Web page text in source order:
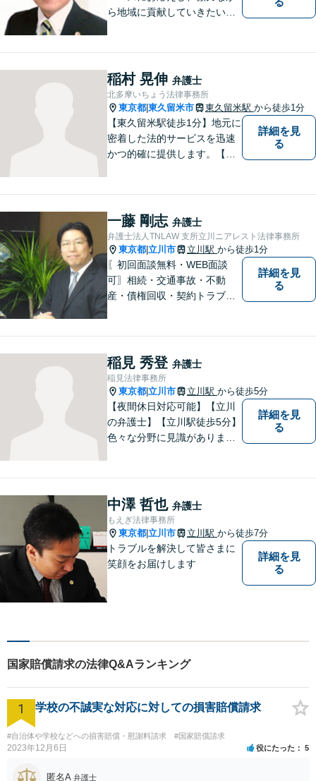
ら地域に貢献していきたいと
稲村 晃伸 弁護士
北多摩いちょう法律事務所
東京都 東久留米市 東久留米駅 から徒歩1分
【東久留米駅徒歩1分】地元に
密着した法的サービスを迅速
かつ的確に提供します。【当
納得のいく解決を目指して、
全力を尽くします。【法テラ
ス利用可能】
詳細を見
る
一藤 剛志 弁護士
弁護士法人TNLAW 支所立川ニアレスト法律事務所
東京都 立川市 立川駅 から徒歩1分
〖初回面談無料・WEB面談
可〗相続・交通事故・不動
産・債権回収・契約トラブル
詳細を見
る
稲見 秀登 弁護士
稲見法律事務所
東京都 立川市 立川駅 から徒歩5分
【夜間休日対応可能】【立川
の弁護士】【立川駅徒歩5分】
色々な分野に見識がありま
詳細を見
る
中澤 哲也 弁護士
もえぎ法律事務所
東京都 立川市 立川駅 から徒歩7分
トラブルを解決して皆さまに
笑顔をお届けします
詳細を見
る
国家賠償請求の法律Q&Aランキング
1 学校の不誠実な対応に対しての損害賠償請求
#自治体や学校などへの損害賠償・慰謝料請求 #国家賠償請求
2023年12月6日 役にたった 5
匿名A 弁護士